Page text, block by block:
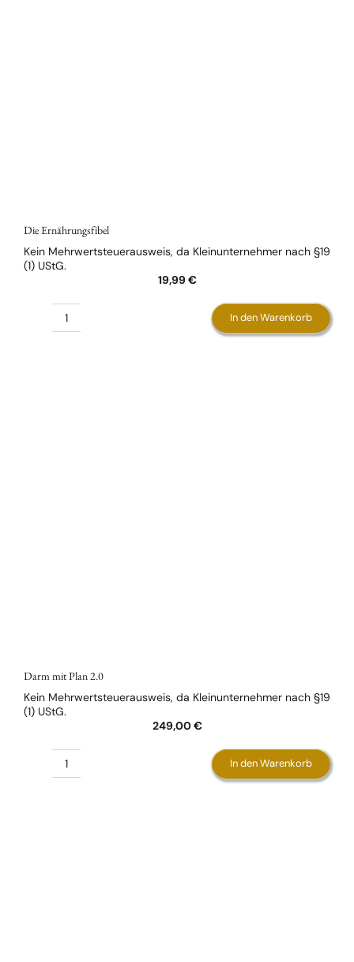
Die Ernährungsfibel
19,99€
Kein Mehrwertsteuerausweis, da Kleinunternehmer nach §19
(1) UStG.
Die
In den Warenkorb
Darm mit Plan 2.0
249,00€
Kein Mehrwertsteuerausweis, da Kleinunternehmer nach §19
(1) UStG.
Darm
In den Warenkorb